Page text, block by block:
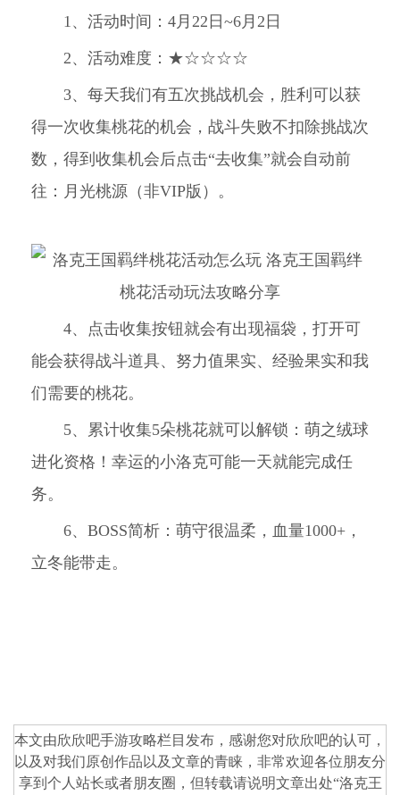
1、活动时间：4月22日~6月2日
2、活动难度：★☆☆☆☆
3、每天我们有五次挑战机会，胜利可以获
得一次收集桃花的机会，战斗失败不扣除挑战次
数，得到收集机会后点击“去收集”就会自动前
往：月光桃源（非VIP版）。
4、点击收集按钮就会有出现福袋，打开可
能会获得战斗道具、努力值果实、经验果实和我
们需要的桃花。
5、累计收集5朵桃花就可以解锁：萌之绒球
进化资格！幸运的小洛克可能一天就能完成任
务。
6、BOSS简析：萌守很温柔，血量1000+，
立冬能带走。
本文由欣欣吧手游攻略栏目发布，感谢您对欣欣吧的认可，
以及对我们原创作品以及文章的青睐，非常欢迎各位朋友分
享到个人站长或者朋友圈，但转载请说明文章出处“洛克王